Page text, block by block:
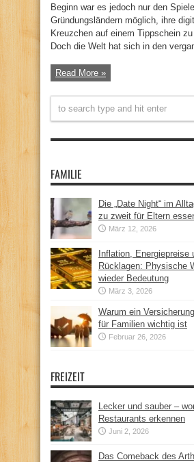
Beginn war es jedoch nur den
Gründungsländern möglich, ihre
Kreuzchen auf einem Tippschein zu
Doch die Welt hat sich in den
Read More »
FAMILIE
Die „Date Night“ im
zu zweit für Eltern
März 12, 2026
Inflation, Energiepreise
Rücklagen: Physische
wieder Bedeutung
März 3, 2026
Warum ein
für Familien wichtig ist
Februar 26, 2026
FREIZEIT
Lecker und sauber –
Restaurants erkennen
Juni 2, 2026
Das Comeback des